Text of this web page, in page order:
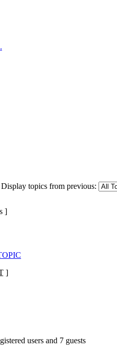
Display topics from previous:
]
]
users and 7 guests